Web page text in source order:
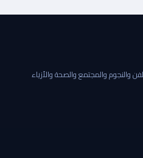
والنجوم والمجتمع والصحة والأزياء